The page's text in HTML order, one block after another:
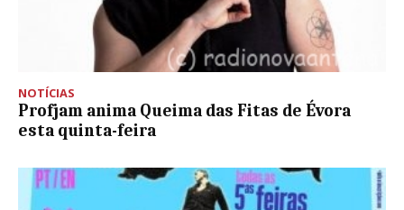
NOTÍCIAS
Profjam anima Queima das Fitas de Évora
esta quinta-feira